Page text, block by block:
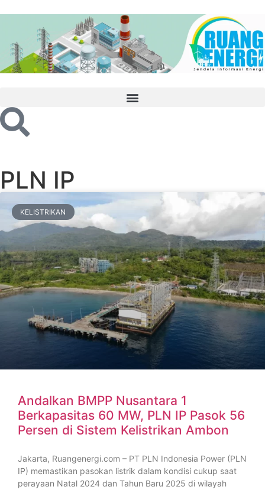
PLN IP
KELISTRIKAN
Andalkan BMPP Nusantara 1
Berkapasitas 60 MW, PLN IP Pasok 56
Persen di Sistem Kelistrikan Ambon
Jakarta, Ruangenergi.com – PT PLN Indonesia Power (PLN
IP) memastikan pasokan listrik dalam kondisi cukup saat
perayaan Natal 2024 dan Tahun Baru 2025 di wilayah